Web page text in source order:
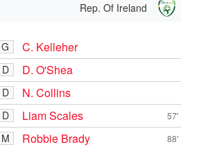
Rep. Of Ireland
G
C. Kelleher
D
D. O'Shea
D
N. Collins
D Liam Scales 57'
M Robbie Brady 88'